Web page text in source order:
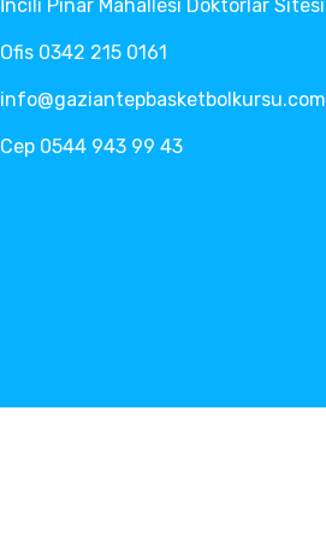
İncili Pınar Mahallesi Doktorlar Sitesi
Ofis 0342 215 0161
info@gaziantepbasketbolkursu.com
Cep 0544 943 99 43